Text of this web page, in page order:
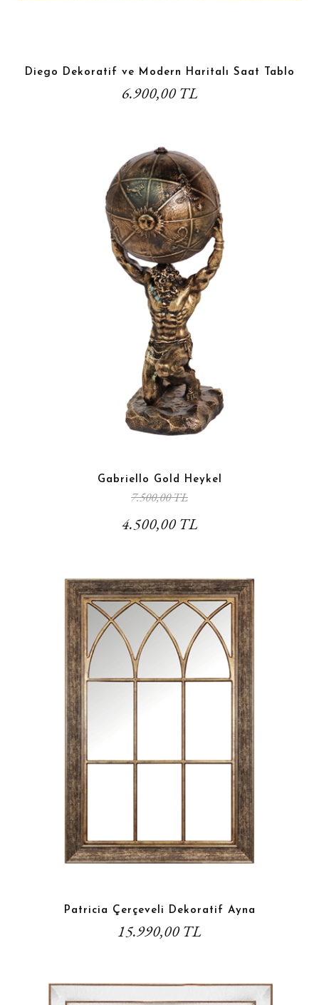
Diego Dekoratif ve Modern Haritalı Saat Tablo
6.900,00 TL
Gabriello Gold Heykel
7.500,00 TL
4.500,00 TL
Patricia Çerçeveli Dekoratif Ayna
15.990,00 TL